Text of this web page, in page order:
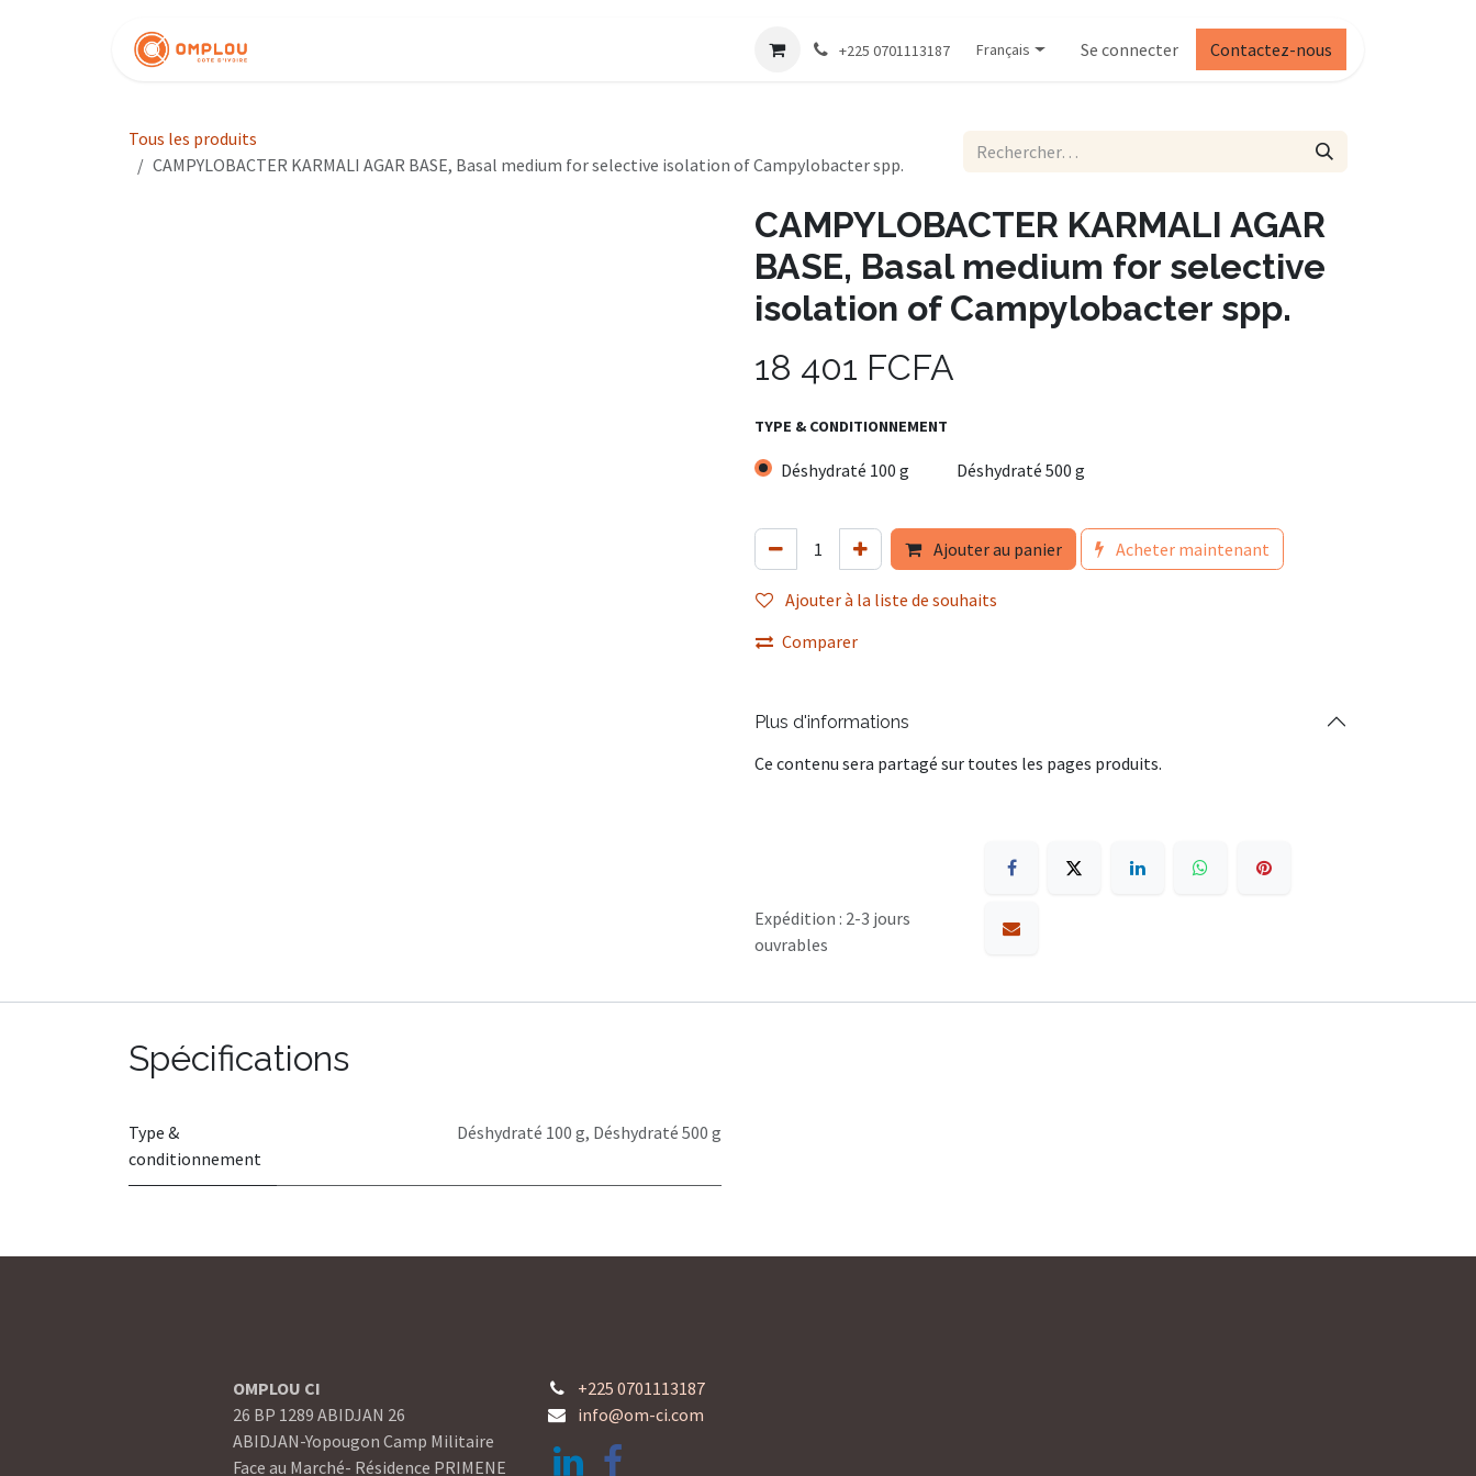
+225 0701113187 Français Se connecter Contactez-nous
Tous les produits
CAMPYLOBACTER KARMALI AGAR BASE, Basal medium for selective isolation of Campylobacter spp.
CAMPYLOBACTER KARMALI AGAR
BASE, Basal medium for selective
isolation of Campylobacter spp.
18 401 FCFA
TYPE & CONDITIONNEMENT
Déshydraté 100 g Déshydraté 500 g
Ajouter au panier Acheter maintenant
Ajouter à la liste de souhaits
Comparer
Plus d'informations
Ce contenu sera partagé sur toutes les pages produits.
Expédition : 2-3 jours
ouvrables
Spécifications
Type &
conditionnement
Déshydraté 100 g, Déshydraté 500 g
OMPLOU CI
26 BP 1289 ABIDJAN 26
ABIDJAN-Yopougon Camp Militaire
Face au Marché- Résidence PRIMENE
+225 0701113187
info@om-ci.com